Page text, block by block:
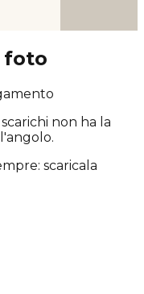
foto
non ha la
scaricala